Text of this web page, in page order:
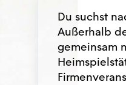
Du suchst
Außerhalb
gemeinsam